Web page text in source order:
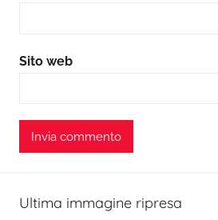
Sito web
Ultima immagine ripresa